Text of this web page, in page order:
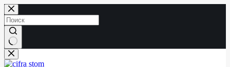
Перейти
к
сути
Ничего
не